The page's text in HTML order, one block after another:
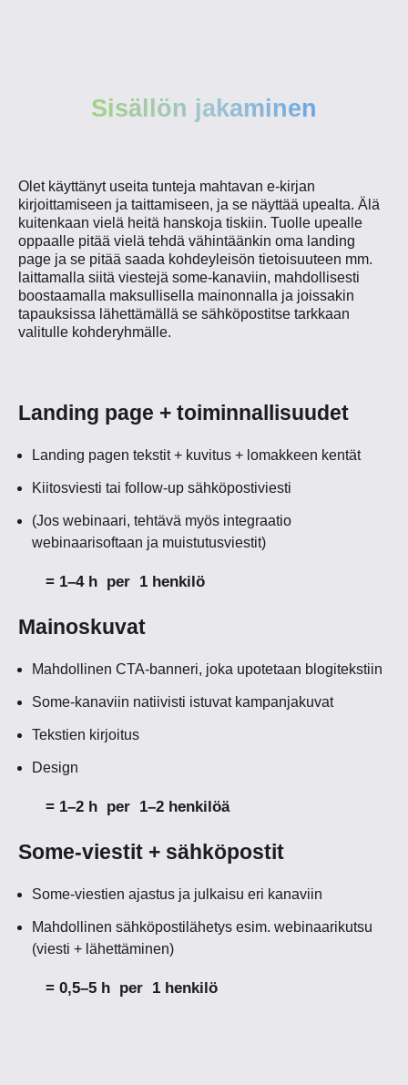
Sisällön jakaminen
Olet käyttänyt useita tunteja mahtavan e-kirjan
kirjoittamiseen ja taittamiseen, ja se näyttää upealta. Älä
kuitenkaan vielä heitä hanskoja tiskiin. Tuolle upealle
oppaalle pitää vielä tehdä vähintäänkin oma landing
page ja se pitää saada kohdeyleisön tietoisuuteen mm.
laittamalla siitä viestejä some-kanaviin, mahdollisesti
boostaamalla maksullisella mainonnalla ja joissakin
tapauksissa lähettämällä se sähköpostitse tarkkaan
valitulle kohderyhmälle.
Landing page + toiminnallisuudet
Landing pagen tekstit + kuvitus + lomakkeen kentät
Kiitosviesti tai follow-up sähköpostiviesti
(Jos webinaari, tehtävä myös integraatio
webinaarisoftaan ja muistutusviestit)
= 1–4 h per 1 henkilö
Mainoskuvat
Mahdollinen CTA-banneri, joka upotetaan blogitekstiin
Some-kanaviin natiivisti istuvat kampanjakuvat
Tekstien kirjoitus
Design
= 1–2 h per 1–2 henkilöä
Some-viestit + sähköpostit
Some-viestien ajastus ja julkaisu eri kanaviin
Mahdollinen sähköpostilähetys esim. webinaarikutsu
(viesti + lähettäminen)
= 0,5–5 h per 1 henkilö